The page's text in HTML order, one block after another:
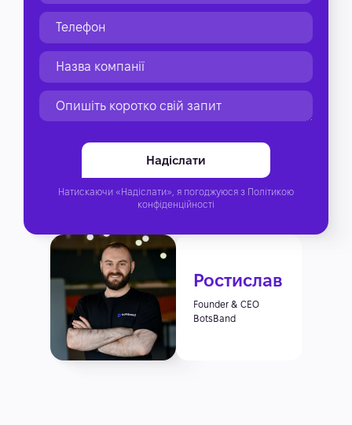
Ростислав
Founder & CEO
BotsBand
Натискаючи «Надіслати», я погоджуюся з Політикою
конфіденційності